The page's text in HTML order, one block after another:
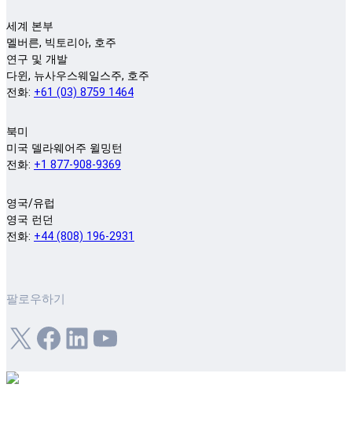
세계 본부
멜버른, 빅토리아, 호주
연구 및 개발
다윈, 뉴사우스웨일스주, 호주
전화: +61 (03) 8759 1464
북미
미국 델라웨어주 윌밍턴
전화: +1 877-908-9369
영국/유럽
영국 런던
전화: +44 (808) 196-2931
팔로우하기
X Facebook LinkedIn YouTube